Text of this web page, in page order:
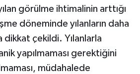
görülme ihtimalinin arttığı
döneminde yılanların daha
dikkat çekildi. Yılanlarla
yapılmaması gerektiğini
müdahalede